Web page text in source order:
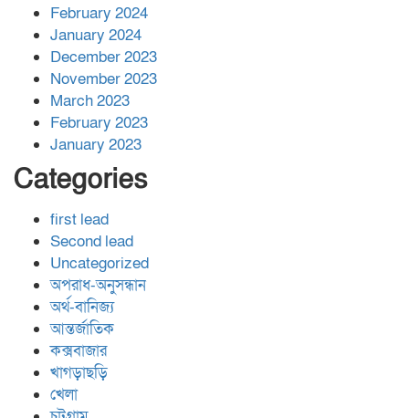
February 2024
January 2024
December 2023
November 2023
March 2023
February 2023
January 2023
Categories
first lead
Second lead
Uncategorized
অপরাধ-অনুসন্ধান
অর্থ-বানিজ্য
আন্তর্জাতিক
কক্সবাজার
খাগড়াছড়ি
খেলা